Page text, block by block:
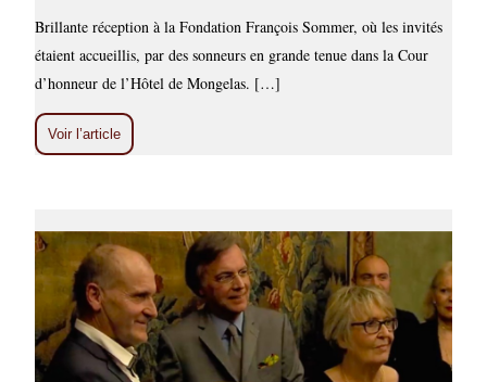
Brillante réception à la Fondation François Sommer, où les invités
étaient accueillis, par des sonneurs en grande tenue dans la Cour
d’honneur de l’Hôtel de Mongelas. […]
Voir l’article